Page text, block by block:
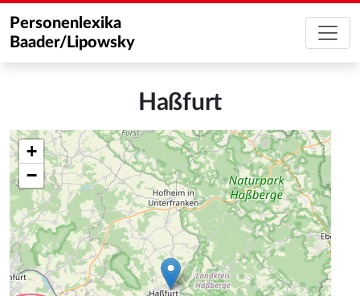
Personenlexika
Baader/Lipowsky
Haßfurt
+
−